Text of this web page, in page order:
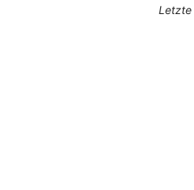
Letzte